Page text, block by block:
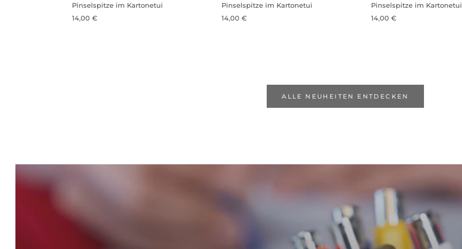
Pinselspitze im Kartonetui
14,00 €
Pinselspitze im Kartonetui
14,00 €
Pinselspitze im Kartonetui
14,00 €
ALLE NEUHEITEN ENTDECKEN